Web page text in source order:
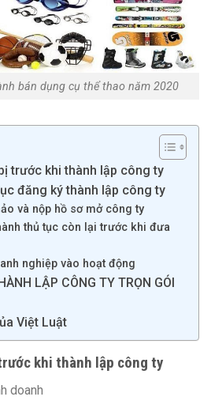
bán dụng cụ thể thao năm 2020
trước khi thành lập công ty
đăng ký thành lập công ty
và nộp hồ sơ mở công ty
thủ tục còn lại trước khi đưa
nghiệp vào hoạt động
LẬP CÔNG TY TRỌN GÓI
Việt Luật
khi thành lập công ty
doanh